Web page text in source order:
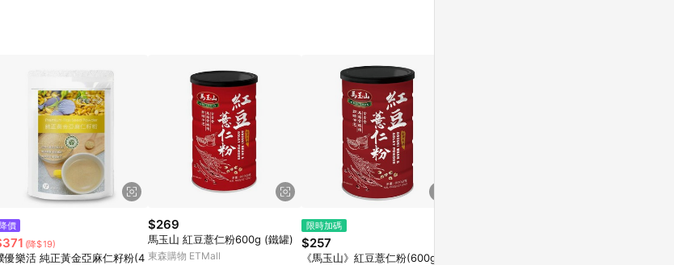
價
(降$19)
優樂活 純正黃金亞麻仁籽粉(4
$269
馬玉山 紅豆薏仁粉600g (鐵罐)
東森購物 ETMall
限時加碼
$257
《馬玉山》紅豆薏仁粉(600g)